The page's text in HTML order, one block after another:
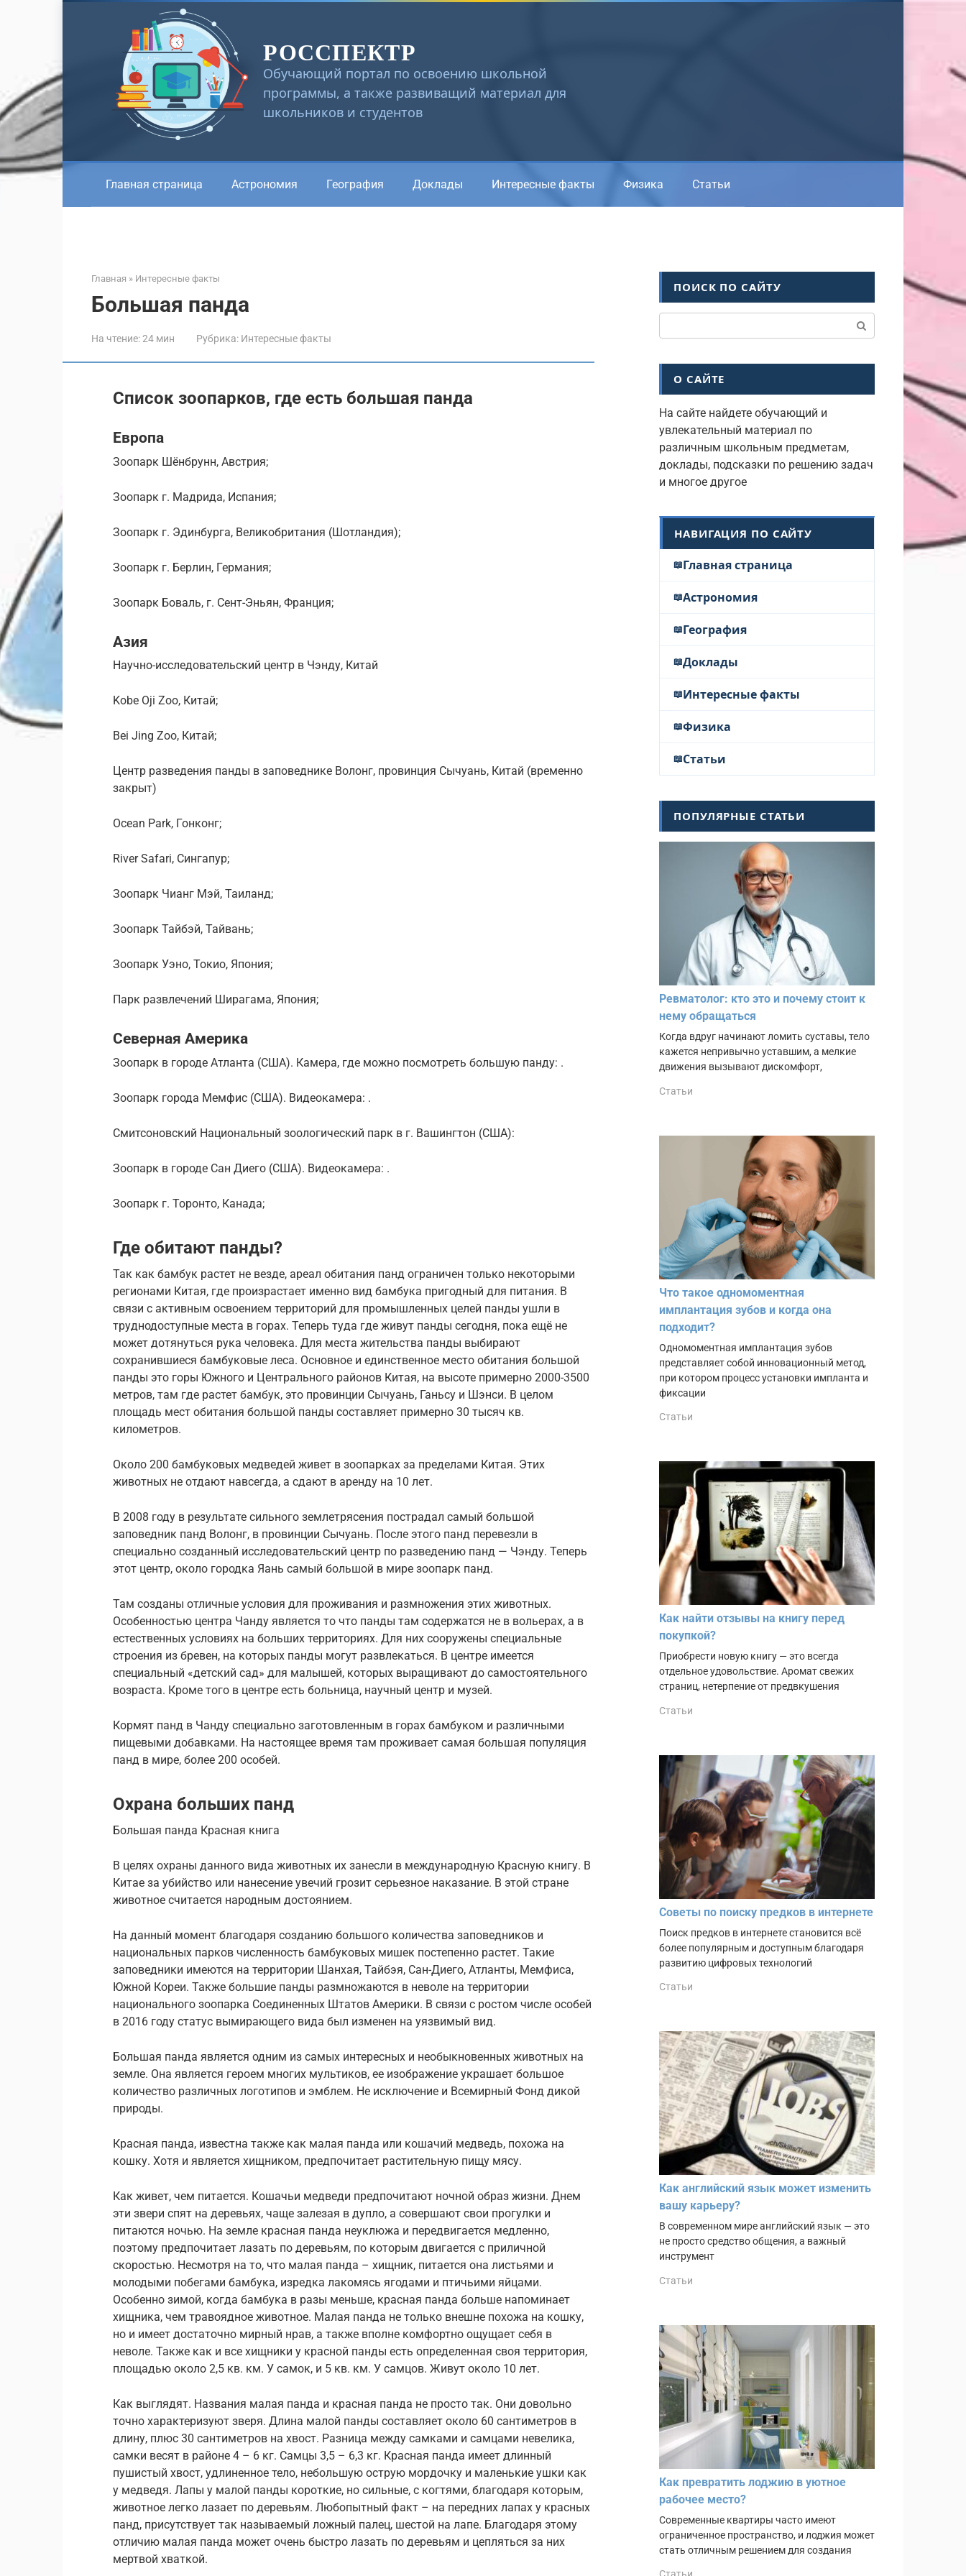
РОССПЕКТР
Обучающий портал по освоению школьной
программы, а также развиващий материал для
школьников и студентов
Главная страница Астрономия География Доклады Интересные факты Физика Статьи
Главная » Интересные факты
Большая панда
На чтение:24 мин Рубрика: Интересные факты
Список зоопарков, где есть большая панда
Европа
Зоопарк Шёнбрунн, Австрия;
Зоопарк г. Мадрида, Испания;
Зоопарк г. Эдинбурга, Великобритания (Шотландия);
Зоопарк г. Берлин, Германия;
Зоопарк Боваль, г. Сент-Эньян, Франция;
Азия
Научно-исследовательский центр в Чэнду, Китай
Kobe Oji Zoo, Китай;
Bei Jing Zoo, Китай;
Центр разведения панды в заповеднике Волонг, провинция Сычуань, Китай (временно
закрыт)
Ocean Park, Гонконг;
River Safari, Сингапур;
Зоопарк Чианг Мэй, Таиланд;
Зоопарк Тайбэй, Тайвань;
Зоопарк Уэно, Токио, Япония;
Парк развлечений Ширагама, Япония;
Северная Америка
Зоопарк в городе Атланта (США). Камера, где можно посмотреть большую панду: .
Зоопарк города Мемфис (США). Видеокамера: .
Смитсоновский Национальный зоологический парк в г. Вашингтон (США):
Зоопарк в городе Сан Диего (США). Видеокамера: .
Зоопарк г. Торонто, Канада;
Где обитают панды?
Так как бамбук растет не везде, ареал обитания панд ограничен только некоторыми
регионами Китая, где произрастает именно вид бамбука пригодный для питания. В
связи с активным освоением территорий для промышленных целей панды ушли в
труднодоступные места в горах. Теперь туда где живут панды сегодня, пока ещё не
может дотянуться рука человека. Для места жительства панды выбирают
сохранившиеся бамбуковые леса. Основное и единственное место обитания большой
панды это горы Южного и Центрального районов Китая, на высоте примерно 2000-3500
метров, там где растет бамбук, это провинции Сычуань, Ганьсу и Шэнси. В целом
площадь мест обитания большой панды составляет примерно 30 тысяч кв.
километров.
Около 200 бамбуковых медведей живет в зоопарках за пределами Китая. Этих
животных не отдают навсегда, а сдают в аренду на 10 лет.
В 2008 году в результате сильного землетрясения пострадал самый большой
заповедник панд Волонг, в провинции Сычуань. После этого панд перевезли в
специально созданный исследовательский центр по разведению панд — Чэнду. Теперь
этот центр, около городка Яань самый большой в мире зоопарк панд.
Там созданы отличные условия для проживания и размножения этих животных.
Особенностью центра Чанду является то что панды там содержатся не в вольерах, а в
естественных условиях на больших территориях. Для них сооружены специальные
строения из бревен, на которых панды могут развлекаться. В центре имеется
специальный «детский сад» для малышей, которых выращивают до самостоятельного
возраста. Кроме того в центре есть больница, научный центр и музей.
Кормят панд в Чанду специально заготовленным в горах бамбуком и различными
пищевыми добавками. На настоящее время там проживает самая большая популяция
панд в мире, более 200 особей.
Охрана больших панд
Большая панда Красная книга
В целях охраны данного вида животных их занесли в международную Красную книгу. В
Китае за убийство или нанесение увечий грозит серьезное наказание. В этой стране
животное считается народным достоянием.
На данный момент благодаря созданию большого количества заповедников и
национальных парков численность бамбуковых мишек постепенно растет. Такие
заповедники имеются на территории Шанхая, Тайбэя, Сан-Диего, Атланты, Мемфиса,
Южной Кореи. Также большие панды размножаются в неволе на территории
национального зоопарка Соединенных Штатов Америки. В связи с ростом числе особей
в 2016 году статус вымирающего вида был изменен на уязвимый вид.
Большая панда является одним из самых интересных и необыкновенных животных на
земле. Она является героем многих мультиков, ее изображение украшает большое
количество различных логотипов и эмблем. Не исключение и Всемирный Фонд дикой
природы.
Красная панда, известна также как малая панда или кошачий медведь, похожа на
кошку. Хотя и является хищником, предпочитает растительную пищу мясу.
Как живет, чем питается. Кошачьи медведи предпочитают ночной образ жизни. Днем
эти звери спят на деревьях, чаще залезая в дупло, а совершают свои прогулки и
питаются ночью. На земле красная панда неуклюжа и передвигается медленно,
поэтому предпочитает лазать по деревьям, по которым двигается с приличной
скоростью. Несмотря на то, что малая панда – хищник, питается она листьями и
молодыми побегами бамбука, изредка лакомясь ягодами и птичьими яйцами.
Особенно зимой, когда бамбука в разы меньше, красная панда больше напоминает
хищника, чем травоядное животное. Малая панда не только внешне похожа на кошку,
но и имеет достаточно мирный нрав, а также вполне комфортно ощущает себя в
неволе. Также как и все хищники у красной панды есть определенная своя территория,
площадью около 2,5 кв. км. У самок, и 5 кв. км. У самцов. Живут около 10 лет.
Как выглядят. Названия малая панда и красная панда не просто так. Они довольно
точно характеризуют зверя. Длина малой панды составляет около 60 сантиметров в
длину, плюс 30 сантиметров на хвост. Разница между самками и самцами невелика,
самки весят в районе 4 – 6 кг. Самцы 3,5 – 6,3 кг. Красная панда имеет длинный
пушистый хвост, удлиненное тело, небольшую острую мордочку и маленькие ушки как
у медведя. Лапы у малой панды короткие, но сильные, с когтями, благодаря которым,
животное легко лазает по деревьям. Любопытный факт – на передних лапах у красных
панд, присутствует так называемый ложный палец, шестой на лапе. Благодаря этому
отличию малая панда может очень быстро лазать по деревьям и цепляться за них
мертвой хваткой.
ПОИСК ПО САЙТУ
О САЙТЕ
На сайте найдете обучающий и
увлекательный материал по
различным школьным предметам,
доклады, подсказки по решению задач
и многое другое
НАВИГАЦИЯ ПО САЙТУ
Главная страница
Астрономия
География
Доклады
Интересные факты
Физика
Статьи
ПОПУЛЯРНЫЕ СТАТЬИ
Ревматолог: кто это и почему стоит к
нему обращаться
Когда вдруг начинают ломить суставы, тело
кажется непривычно уставшим, а мелкие
движения вызывают дискомфорт,
Статьи
Что такое одномоментная
имплантация зубов и когда она
подходит?
Одномоментная имплантация зубов
представляет собой инновационный метод,
при котором процесс установки импланта и
фиксации
Статьи
Как найти отзывы на книгу перед
покупкой?
Приобрести новую книгу — это всегда
отдельное удовольствие. Аромат свежих
страниц, нетерпение от предвкушения
Статьи
Советы по поиску предков в интернете
Поиск предков в интернете становится всё
более популярным и доступным благодаря
развитию цифровых технологий
Статьи
Как английский язык может изменить
вашу карьеру?
В современном мире английский язык — это
не просто средство общения, а важный
инструмент
Статьи
Как превратить лоджию в уютное
рабочее место?
Современные квартиры часто имеют
ограниченное пространство, и лоджия может
стать отличным решением для создания